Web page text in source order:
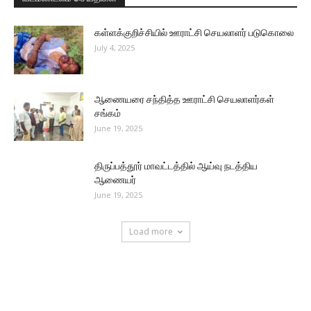
கள்ளக்குறிச்சியில் ஊராட்சி செயலாளர் படுகொலை
July 4, 2025
ஆணையரை சந்தித்த ஊராட்சி செயலாளர்கள்
சங்கம்
June 19, 2025
திருப்பத்தூர் மாவட்டத்தில் ஆய்வு நடத்திய
ஆணையர்
June 19, 2025
Load more